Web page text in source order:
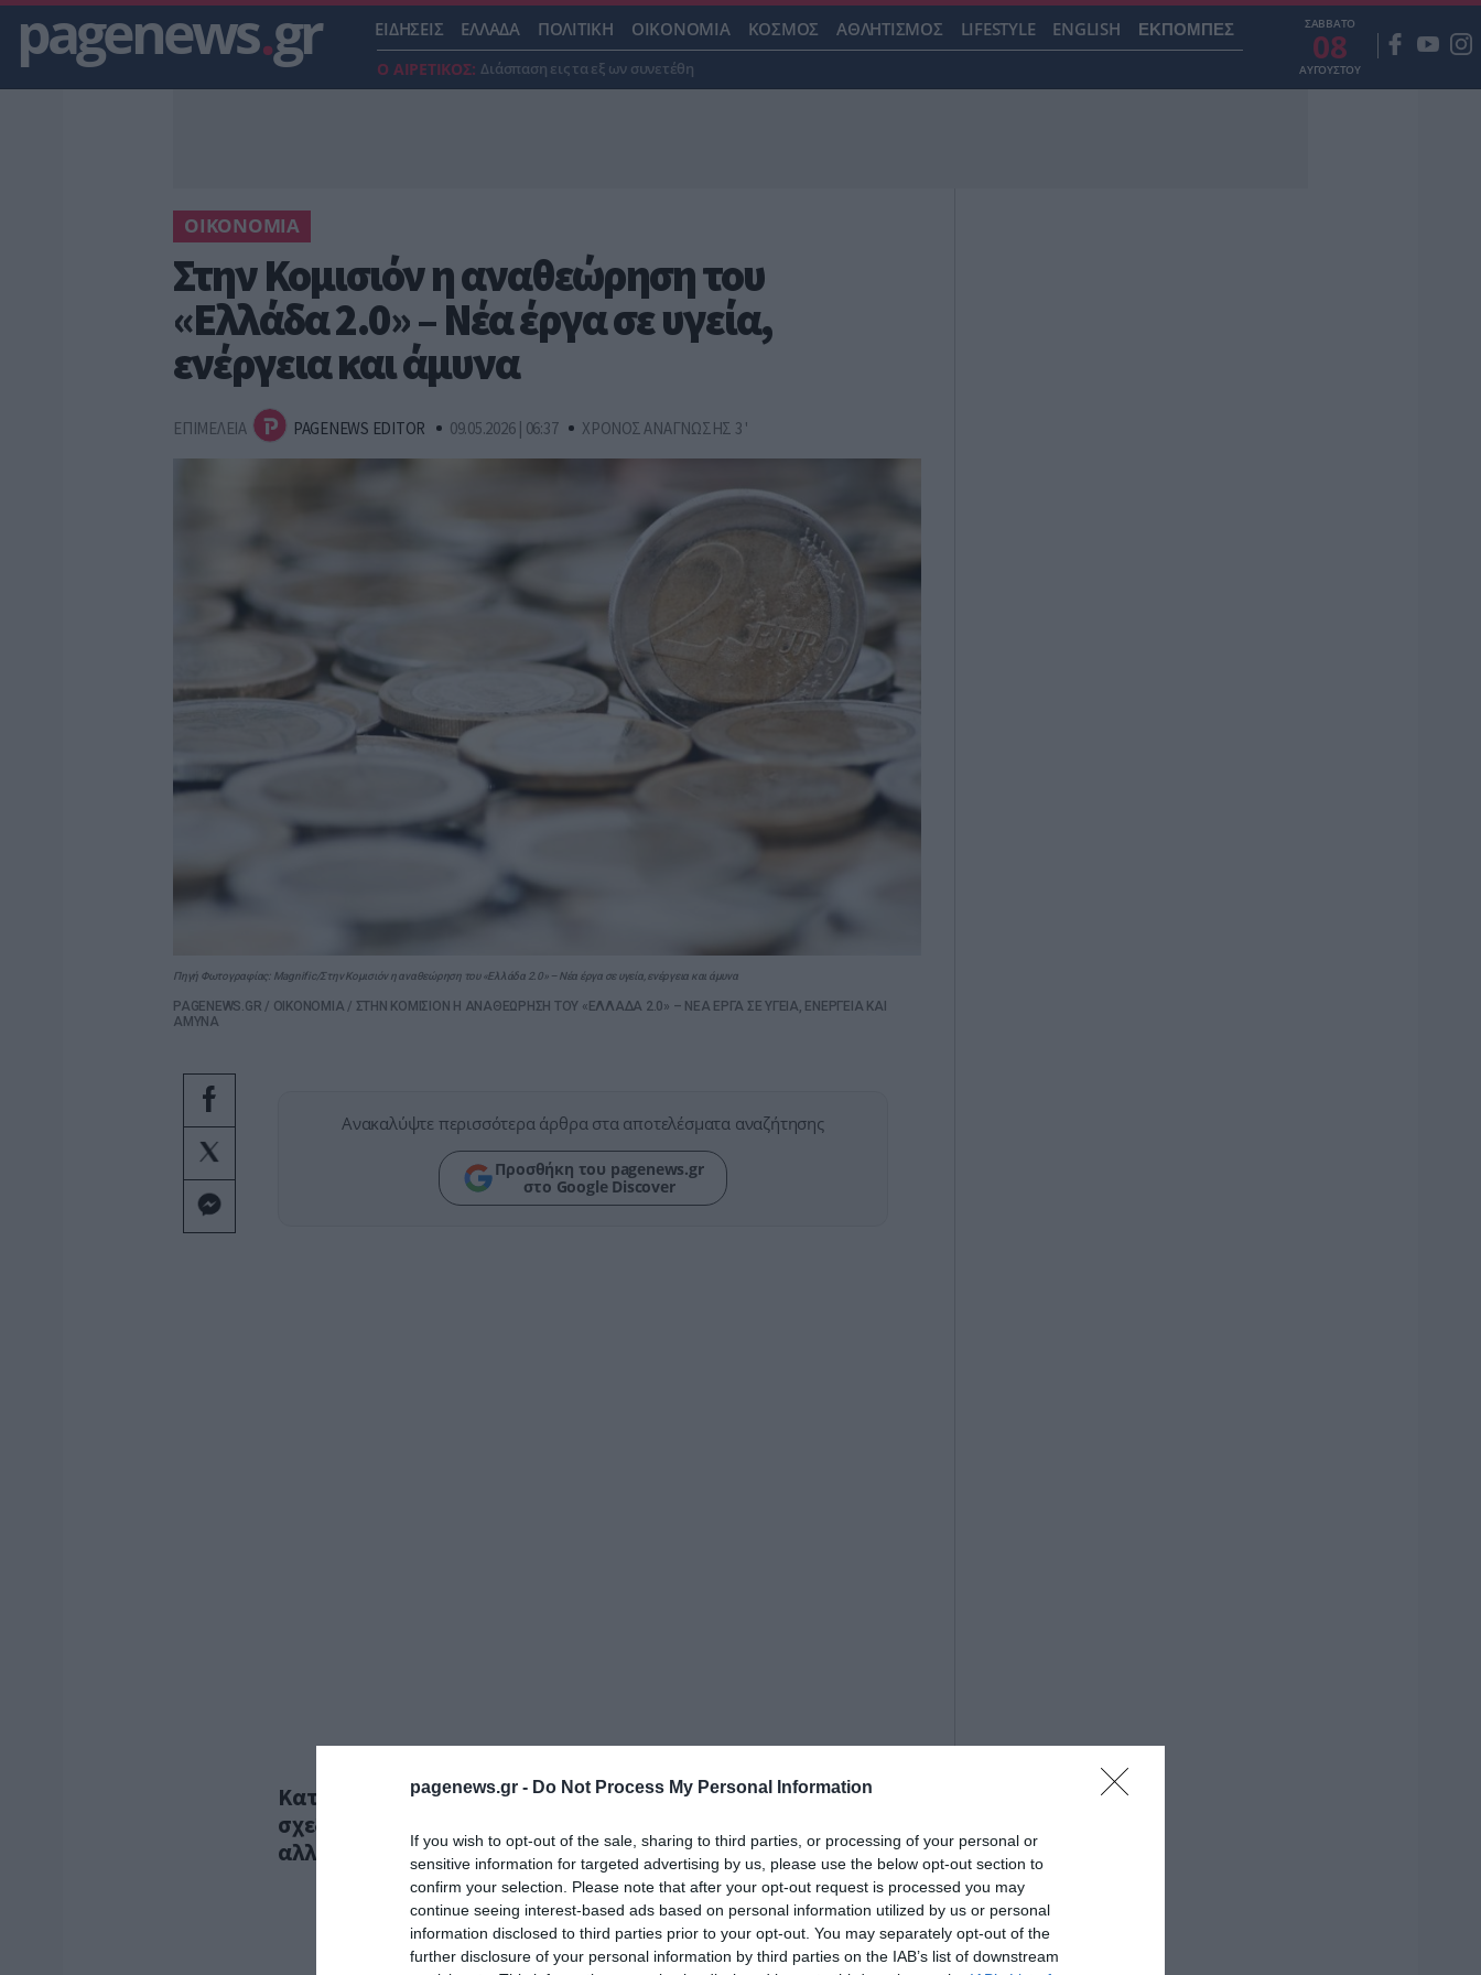
pagenews.gr - Do Not Process My Personal Information
If you wish to opt-out of the sale, sharing to third parties, or processing of your personal or
sensitive information for targeted advertising by us, please use the below opt-out section to
confirm your selection. Please note that after your opt-out request is processed you may
continue seeing interest-based ads based on personal information utilized by us or personal
information disclosed to third parties prior to your opt-out. You may separately opt-out of the
further disclosure of your personal information by third parties on the IAB’s list of downstream
pagenews.gr ΕΙΔΗΣΕΙΣ ΕΛΛΑΔΑ ΠΟΛΙΤΙΚΗ ΟΙΚΟΝΟΜΙΑ ΚΟΣΜΟΣ ΑΘΛΗΤΙΣΜΟΣ LIFESTYLE ENGLISH ΕΚΠΟΜΠΕΣ
Ο ΑΙΡΕΤΙΚΟΣ: Διάσπαση εις τα εξ ων συνετέθη
ΣΑΒΒΑΤΟ
08
ΑΥΓΟΥΣΤΟΥ
ΟΙΚΟΝΟΜΙΑ
Στην Κομισιόν η αναθεώρηση του
«Ελλάδα 2.0» – Νέα έργα σε υγεία,
ενέργεια και άμυνα
ΕΠΙΜΕΛΕΙΑ PAGENEWS EDITOR 09.05.2026 | 06:37 ΧΡΟΝΟΣ ΑΝΑΓΝΩΣΗΣ 3 '
Πηγή Φωτογραφίας: Magnific/Στην Κομισιόν η αναθεώρηση του «Ελλάδα 2.0» – Νέα έργα σε υγεία, ενέργεια και άμυνα
PAGENEWS.GR / ΟΙΚΟΝΟΜΙΑ / ΣΤΗΝ ΚΟΜΙΣΙΟΝ Η ΑΝΑΘΕΩΡΗΣΗ ΤΟΥ «ΕΛΛΑΔΑ 2.0» – ΝΕΑ ΕΡΓΑ ΣΕ ΥΓΕΙΑ, ΕΝΕΡΓΕΙΑ ΚΑΙ
ΑΜΥΝΑ
Ανακαλύψτε περισσότερα άρθρα στα αποτελέσματα αναζήτησης
Προσθήκη του pagenews.gr
στο Google Discover
Κατατέθηκε η πρόταση αναθεώρησης του εθνικού
σχεδίου στο πλαίσιο του Ταμείου Ανάκαμψης – Τι
αλλάζει και ποια έργα ενισχύονται